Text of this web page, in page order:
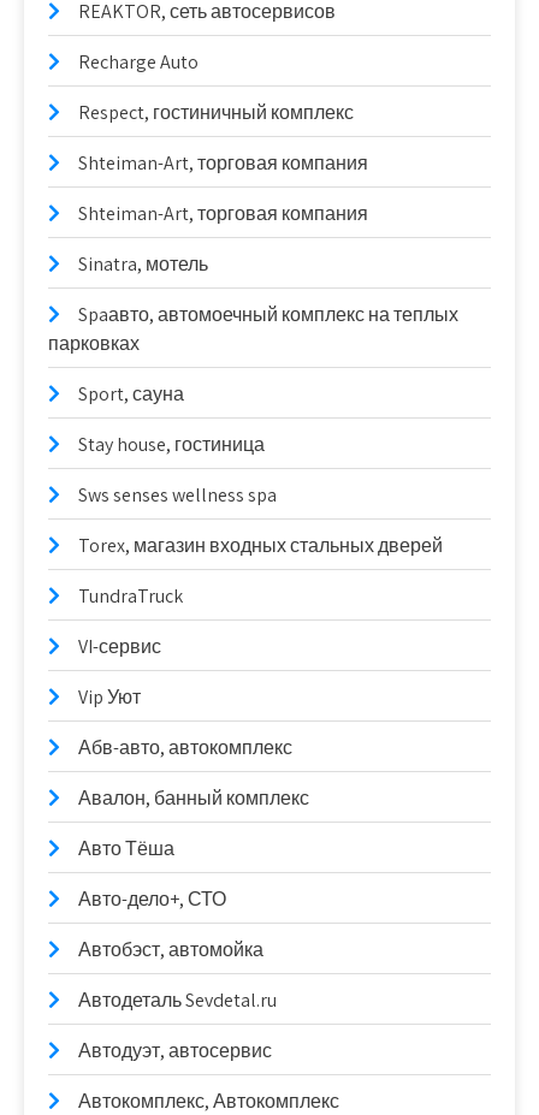
REAKTOR, сеть автосервисов
Recharge Auto
Respect, гостиничный комплекс
Shteiman-Art, торговая компания
Shteiman-Art, торговая компания
Sinatra, мотель
Spaавто, автомоечный комплекс на теплых
парковках
Sport, сауна
Stay house, гостиница
Sws senses wellness spa
Torex, магазин входных стальных дверей
TundraTruck
VI-сервис
Vip Уют
Абв-авто, автокомплекс
Авалон, банный комплекс
Авто Тёша
Авто-дело+, СТО
Автобэст, автомойка
Автодеталь Sevdetal.ru
Автодуэт, автосервис
Автокомплекс, Автокомплекс